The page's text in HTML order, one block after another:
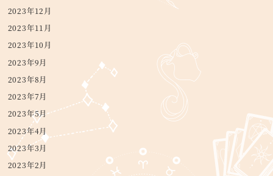
2023年12月
2023年11月
2023年10月
2023年9月
2023年8月
2023年7月
2023年5月
2023年4月
2023年3月
2023年2月